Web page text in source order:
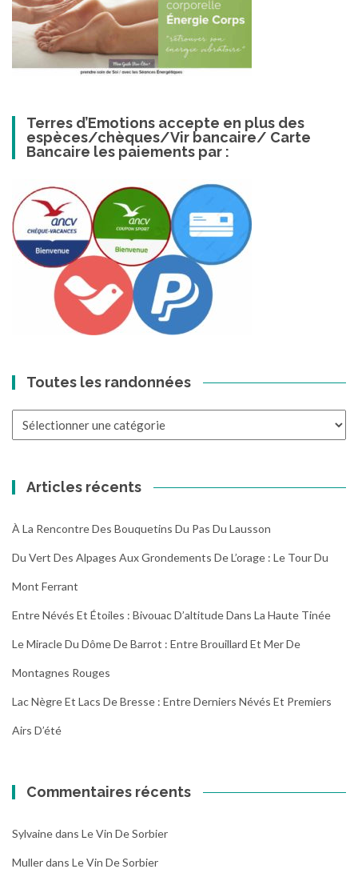
Terres d’Emotions accepte en plus des
espèces/chèques/Vir bancaire/ Carte
Bancaire les paiements par :
Toutes les randonnées
Articles récents
À La Rencontre Des Bouquetins Du Pas Du Lausson
Du Vert Des Alpages Aux Grondements De L’orage : Le Tour Du
Mont Ferrant
Entre Névés Et Étoiles : Bivouac D’altitude Dans La Haute Tinée
Le Miracle Du Dôme De Barrot : Entre Brouillard Et Mer De
Montagnes Rouges
Lac Nègre Et Lacs De Bresse : Entre Derniers Névés Et Premiers
Airs D’été
Commentaires récents
Sylvainedans Le Vin De Sorbier
Mullerdans Le Vin De Sorbier